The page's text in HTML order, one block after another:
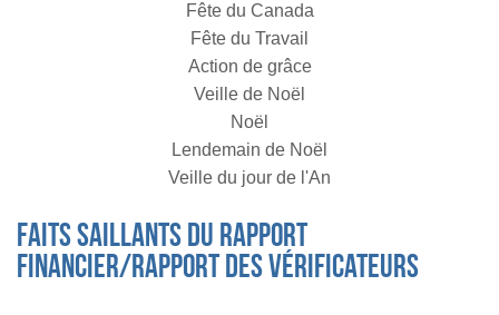
Fête du Canada
Fête du Travail
Action de grâce
Veille de Noël
Noël
Lendemain de Noël
Veille du jour de l'An
Faits saillants du rapport
financier/rapport des vérificateurs